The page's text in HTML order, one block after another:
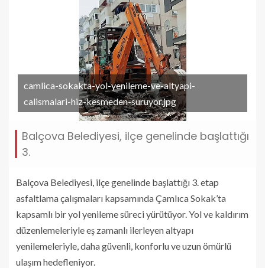
camlica-sokakta-yol-yenileme-ve-altyapi-
calismalari-hiz-kesmeden-suruyor.jpg
Balçova Belediyesi, ilçe genelinde başlattığı
3.
Balçova Belediyesi, ilçe genelinde başlattığı 3. etap
asfaltlama çalışmaları kapsamında Çamlıca Sokak’ta
kapsamlı bir yol yenileme süreci yürütüyor. Yol ve kaldırım
düzenlemeleriyle eş zamanlı ilerleyen altyapı
yenilemeleriyle, daha güvenli, konforlu ve uzun ömürlü
ulaşım hedefleniyor.